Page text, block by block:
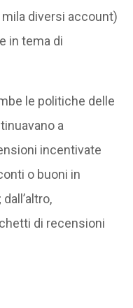
diversi account)
in tema di
le politiche delle
a
incentivate
o buoni in
di recensioni